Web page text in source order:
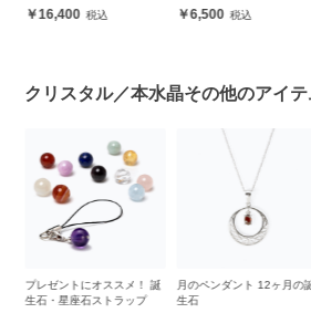
6,500 12,200
クリスタル／本水晶その他のアイテ
ススメ！ 誕
トラップ
月のペンダント 12ヶ月の誕
生石
アイリスクォ
ス デザインブ